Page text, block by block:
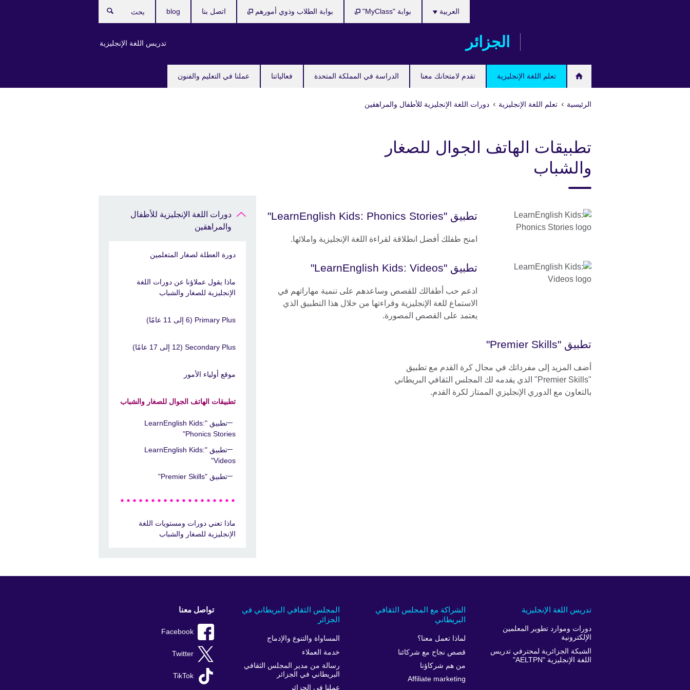
الجزائر
تعلم اللغة الإنجليزية تقدم لامتحانك معنا الدراسة في المملكة المتحدة فعالياتنا عملنا في التعليم والفنون
العربية
تدريس اللغة الإنجليزية
بوابة "MyClass" بوابة الطلاب وذوي أمورهم اتصل بنا blog
الرئيسية تعلم اللغة الإنجليزية دورات اللغة الإنجليزية للأطفال والمراهقين
تطبيقات الهاتف الجوال للصغار
والشباب
تطبيق "LearnEnglish Kids: Phonics Stories"
امنح طفلك أفضل انطلاقة لقراءة اللغة الإنجليزية واملائها.
تطبيق "LearnEnglish Kids: Videos"
ادعم حب أطفالك للقصص وساعدهم على تنمية مهاراتهم في
الاستماع للغة الإنجليزية وقراءتها من خلال هذا التطبيق الذي
يعتمد على القصص المصورة.
تطبيق "Premier Skills"
أضف المزيد إلى مفرداتك في مجال كرة القدم مع تطبيق
"Premier Skills" الذي يقدمه لك المجلس الثقافي البريطاني
بالتعاون مع الدوري الإنجليزي الممتاز لكرة القدم.
دورات اللغة الإنجليزية للأطفال
والمراهقين
دورة العطلة لصغار المتعلمين
ماذا يقول عملاؤنا عن دورات اللغة
الإنجليزية للصغار والشباب
Primary Plus (6 إلى 11 عامًا)
Secondary Plus (12 إلى 17 عامًا)
موقع أولياء الأمور
تطبيقات الهاتف الجوال للصغار والشباب
تطبيق "LearnEnglish Kids:
Phonics Stories"
تطبيق "LearnEnglish Kids:
Videos"
تطبيق "Premier Skills"
ماذا تعني دورات ومستويات اللغة
الإنجليزية للصغار والشباب
المجلس الثقافي البريطاني في
الجزائر
المساواة والتنوع والإدماج
خدمة العملاء
رسالة من مدير المجلس الثقافي
البريطاني في الجزائر
عملنا في الجزائر
الشراكة مع المجلس الثقافي
البريطاني
لماذا تعمل معنا؟
قصص نجاح مع شركائنا
من هم شركاؤنا
Affiliate marketing
تدريس اللغة الإنجليزية
دورات وموارد تطوير المعلمين
الإلكترونية
الشبكة الجزائرية لمحترفي تدريس
اللغة الإنجليزية "AELTPN"
تواصل معنا
Facebook
Twitter
TikTok